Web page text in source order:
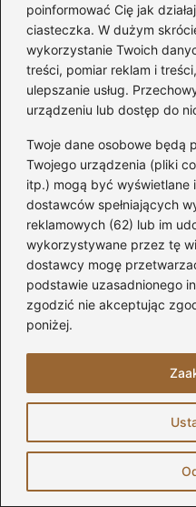
poinformować Cię jak
ciasteczka. W dużym
wykorzystanie Twoich
treści, pomiar reklam i
ulepszanie usług.
urządzeniu lub dostęp do
Twoje dane osobowe będą
Twojego urządzenia (pliki
itp.) mogą być wyświetlane
dostawców spełniających
reklamowych (62) lub im
wykorzystywane przez tę
dostawcy mogę
podstawie uzasadnionego
zgodzić nie akceptując
poniżej.
Bądź na
ogłoszeniami.
swojego
Adres email